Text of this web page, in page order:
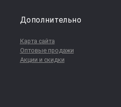
Дополнительно
Карта сайта
Оптовые продажи
Акции и скидки